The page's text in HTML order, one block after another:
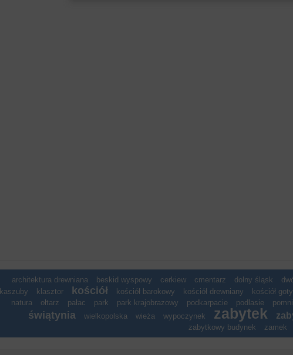
architektura drewniana beskid wyspowy cerkiew cmentarz dolny śląsk
kaszuby
klasztor kościół kościół barokowy kościół drewniany kościół
natura
ołtarz pałac park park krajobrazowy podkarpacie podlasie
świątynia wielkopolska wieża wypoczynek zabytek
zabytkowy budynek
zamek